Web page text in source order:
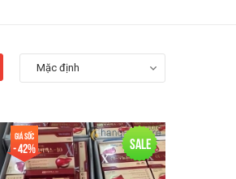
Mặc định
Sale
Giá sốc
- 42%